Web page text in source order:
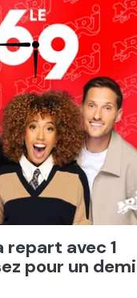
repart avec 1
pour un demi